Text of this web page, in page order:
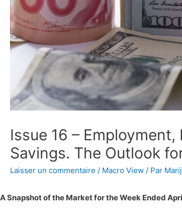
Issue 16 –
Savings. The Outlook
Laisser un commentaire / Macro View / Par
A Snapshot of the Market for the Week Ended